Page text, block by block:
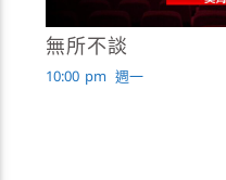
無所不談
10:00 pm 週一